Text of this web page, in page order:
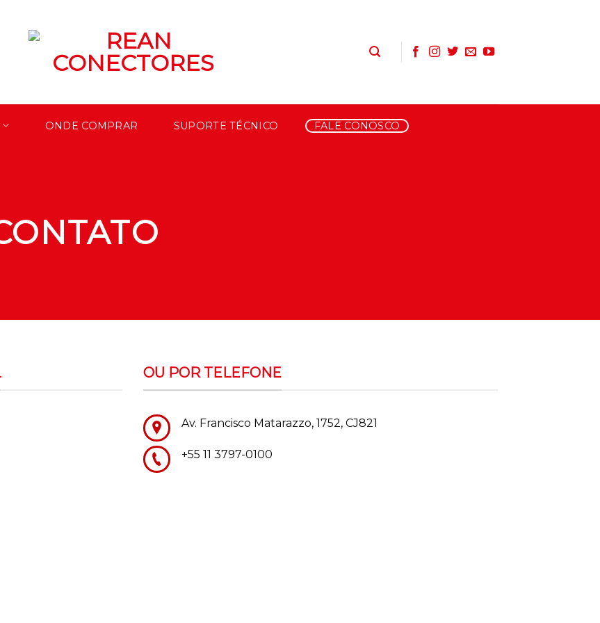
ONDE COMPRAR SUPORTE TÉCNICO FALE CONOSCO
OU POR TELEFONE
Av. Francisco Matarazzo, 1752, CJ821
+55 11 3797-0100